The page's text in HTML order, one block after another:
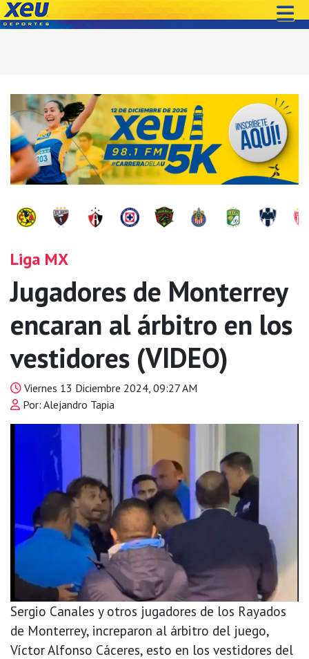
Liga MX
Jugadores de Monterrey
encaran al árbitro en los
vestidores (VIDEO)
Viernes 13 Diciembre 2024, 09:27 AM
Por: Alejandro Tapia
Sergio Canales y otros jugadores de los Rayados
de Monterrey, increparon al árbitro del juego,
Víctor Alfonso Cáceres, esto en los vestidores del